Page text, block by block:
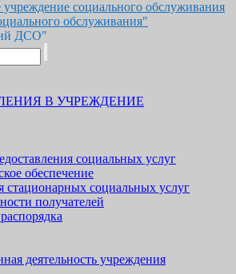
учреждение социального обслуживания
обслуживания"
ДСО"
В УЧРЕЖДЕНИЕ
социальных услуг
обеспечение
стационарных социальных услуг
получателей
деятельность учреждения